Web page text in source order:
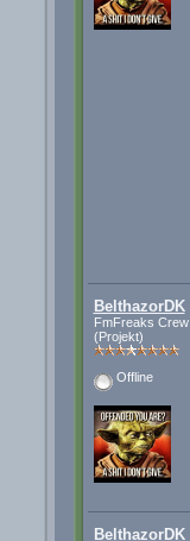
BelthazorDK
FmFreaks Crew
(Projekt)
Offline
BelthazorDK